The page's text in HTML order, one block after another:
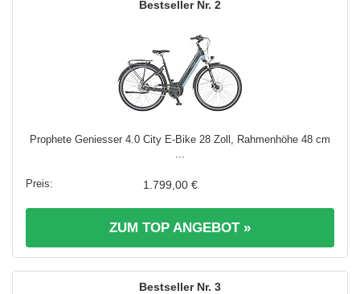
2
Prophete Geniesser 4.0 City E-Bike 28 Zoll, Rahmenhöhe 48 cm
1.799,00 €
ZUM TOP ANGEBOT »
3